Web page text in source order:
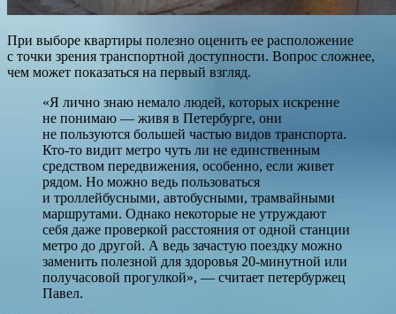
При выборе квартиры полезно оценить ее расположение
с точки зрения транспортной доступности. Вопрос сложнее,
чем может показаться на первый взгляд.
«Я лично знаю немало людей, которых искренне
не понимаю — живя в Петербурге, они
не пользуются большей частью видов транспорта.
Кто-то видит метро чуть ли не единственным
средством передвижения, особенно, если живет
рядом. Но можно ведь пользоваться
и троллейбусными, автобусными, трамвайными
маршрутами. Однако некоторые не утруждают
себя даже проверкой расстояния от одной станции
метро до другой. А ведь зачастую поездку можно
заменить полезной для здоровья 20-минутной или
получасовой прогулкой», — считает петербуржец
Павел.